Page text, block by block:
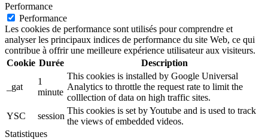
Performance
Performance
Les cookies de performance sont utilisés pour comprendre et
analyser les principaux indices de performance du site Web, ce qui
contribue à offrir une meilleure expérience utilisateur aux visiteurs.
Cookie Durée Description
_gat
1
minute
This cookies is installed by Google Universal
Analytics to throttle the request rate to limit the
colllection of data on high traffic sites.
YSC
session
This cookies is set by Youtube and is used to track
the views of embedded videos.
Statistiques